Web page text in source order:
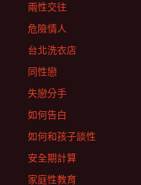
兩性交往
危險情人
台北洗衣店
同性戀
失戀分手
如何告白
如何和孩子談性
安全期計算
家庭性教育